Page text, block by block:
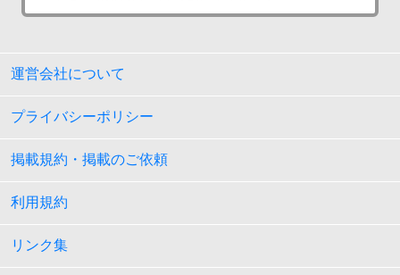
運営会社について
プライバシーポリシー
掲載規約・掲載のご依頼
利用規約
リンク集